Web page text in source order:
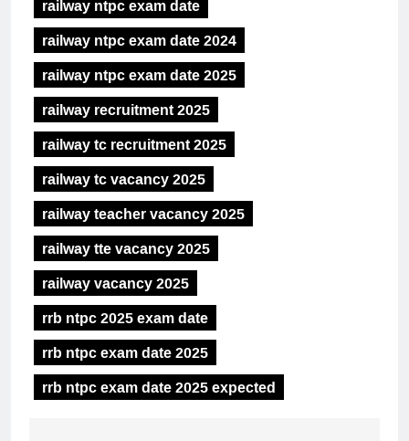
railway ntpc exam date 2024
railway ntpc exam date 2025
railway recruitment 2025
railway tc recruitment 2025
railway tc vacancy 2025
railway teacher vacancy 2025
railway tte vacancy 2025
railway vacancy 2025
rrb ntpc 2025 exam date
rrb ntpc exam date 2025
rrb ntpc exam date 2025 expected